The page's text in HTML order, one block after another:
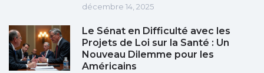
décembre 14, 2025
Le Sénat en Difficulté avec les
Projets de Loi sur la Santé : Un
Nouveau Dilemme pour les
Américains